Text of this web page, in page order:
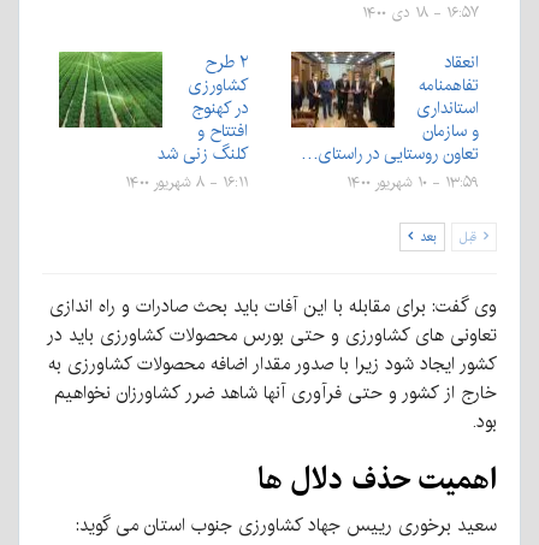
۱۶:۵۷ - ۱۸ دی ۱۴۰۰
انعقاد
تفاهمنامه
استانداری
و سازمان
تعاون روستایی در راستای…
۱۳:۵۹ - ۱۰ شهریور ۱۴۰۰
۲ طرح
کشاورزی
در کهنوج
افتتاح و
کلنگ زنی شد
۱۶:۱۱ - ۸ شهریور ۱۴۰۰
قبل بعد
وی گفت: برای مقابله با این آفات باید بحث صادرات و راه اندازی
تعاونی های کشاورزی و حتی بورس محصولات کشاورزی باید در
کشور ایجاد شود زیرا با صدور مقدار اضافه محصولات کشاورزی به
خارج از کشور و حتی فرآوری آنها شاهد ضرر کشاورزان نخواهیم
بود.
اهمیت حذف دلال ها
سعید برخوری رییس جهاد کشاورزی جنوب استان می گوید: